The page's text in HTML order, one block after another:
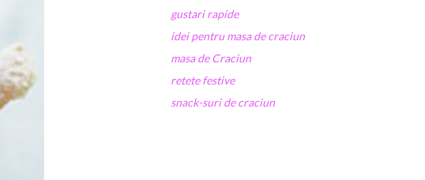
gustari rapide
idei pentru masa de craciun
masa de Craciun
retete festive
snack-suri de craciun